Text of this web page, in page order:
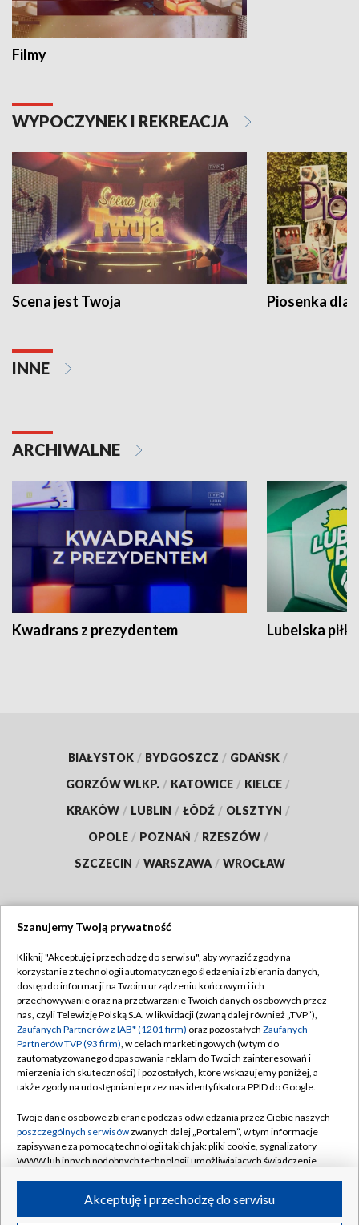
Filmy
WYPOCZYNEK I REKREACJA
Scena jest Twoja Piosenka dla
INNE
ARCHIWALNE
Kwadrans z prezydentem Lubelska piłka
BIAŁYSTOK / BYDGOSZCZ / GDAŃSK /
GORZÓW WLKP. / KATOWICE / KIELCE /
KRAKÓW / LUBLIN / ŁÓDŹ / OLSZTYN /
OPOLE / POZNAŃ / RZESZÓW /
SZCZECIN / WARSZAWA / WROCŁAW
TVP
Abonament TVP
Emisja w TVP
Centrum informacji TVP
Naziemna Telewizja Cyfrowa
Rada Programowa
System NOS
Informacje o nadawcy
Program dla prasy
Regulamin TVP
Polityka prywatności
Moje zgody
Pomoc
Kontakt
Kanały
Szanujemy Twoją prywatność
Kliknij "Akceptuję i przechodzę do serwisu", aby wyrazić zgody na
korzystanie z technologii automatycznego śledzenia i zbierania danych,
dostęp do informacji na Twoim urządzeniu końcowym i ich
przechowywanie oraz na przetwarzanie Twoich danych osobowych przez
nas, czyli Telewizję Polską S.A. w likwidacji (zwaną dalej również „TVP”),
Zaufanych Partnerów z IAB* (1201 firm) oraz pozostałych Zaufanych
Partnerów TVP (93 firm), w celach marketingowych (w tym do
zautomatyzowanego dopasowania reklam do Twoich zainteresowań i
mierzenia ich skuteczności) i pozostałych, które wskazujemy poniżej, a
także zgody na udostępnianie przez nas identyfikatora PPID do Google.
Twoje dane osobowe zbierane podczas odwiedzania przez Ciebie naszych
poszczególnych serwisówzwanych dalej „Portalem”, w tym informacje
zapisywane za pomocą technologii takich jak: pliki cookie, sygnalizatory
WWW lub innych podobnych technologii umożliwiających świadczenie
ruchu w Internecie.Akceptuję i przechodzę do serwisu